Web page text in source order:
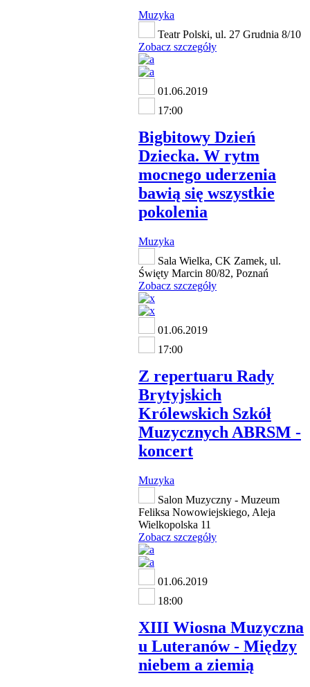
Muzyka
Teatr Polski, ul. 27 Grudnia 8/10
Zobacz szczegóły
01.06.2019
17:00
Bigbitowy Dzień
Dziecka. W rytm
mocnego uderzenia
bawią się wszystkie
pokolenia
Muzyka
Sala Wielka, CK Zamek, ul.
Święty Marcin 80/82, Poznań
Zobacz szczegóły
01.06.2019
17:00
Z repertuaru Rady
Brytyjskich
Królewskich Szkół
Muzycznych ABRSM -
koncert
Muzyka
Salon Muzyczny - Muzeum
Feliksa Nowowiejskiego, Aleja
Wielkopolska 11
Zobacz szczegóły
01.06.2019
18:00
XIII Wiosna Muzyczna
u Luteranów - Między
niebem a ziemią